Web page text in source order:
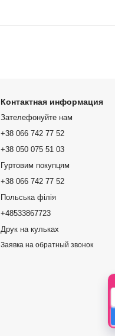
Контактная информация
Зателефонуйте нам
+38 066 742 77 52
+38 050 075 51 03
Гуртовим покупцям
+38 066 742 77 52
Польська філія
+48533867723
Друк на кульках
Заявка на обратный звонок